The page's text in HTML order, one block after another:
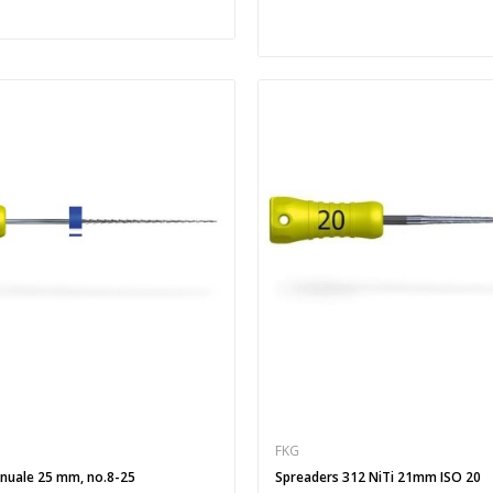
25 mm, no.8-25
FKG
Spreaders 312 NiTi 21mm ISO 20